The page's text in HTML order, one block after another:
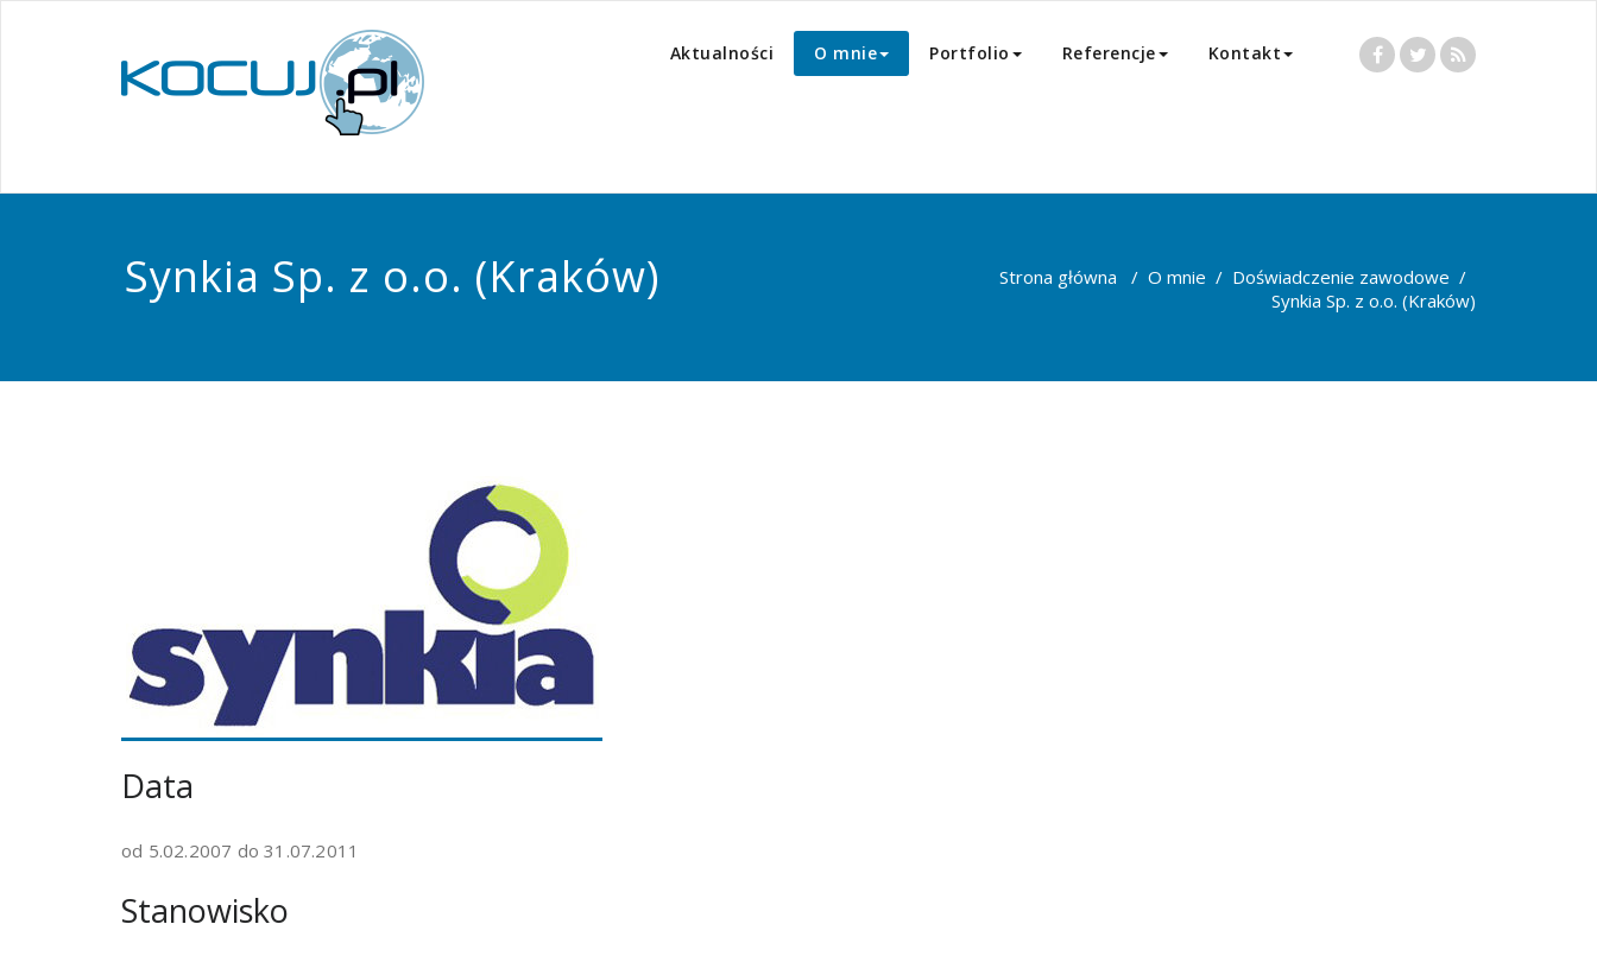
Aktualności O mnie Portfolio Referencje Kontakt
Synkia Sp. z o.o. (Kraków) Strona główna / O mnie / Doświadczenie zawodowe /
Synkia Sp. z o.o. (Kraków)
Data
od 5.02.2007 do 31.07.2011
Stanowisko